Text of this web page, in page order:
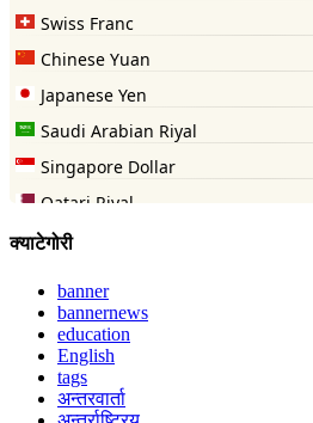
क्याटेगोरी
banner
bannernews
education
English
tags
अन्तरवार्ता